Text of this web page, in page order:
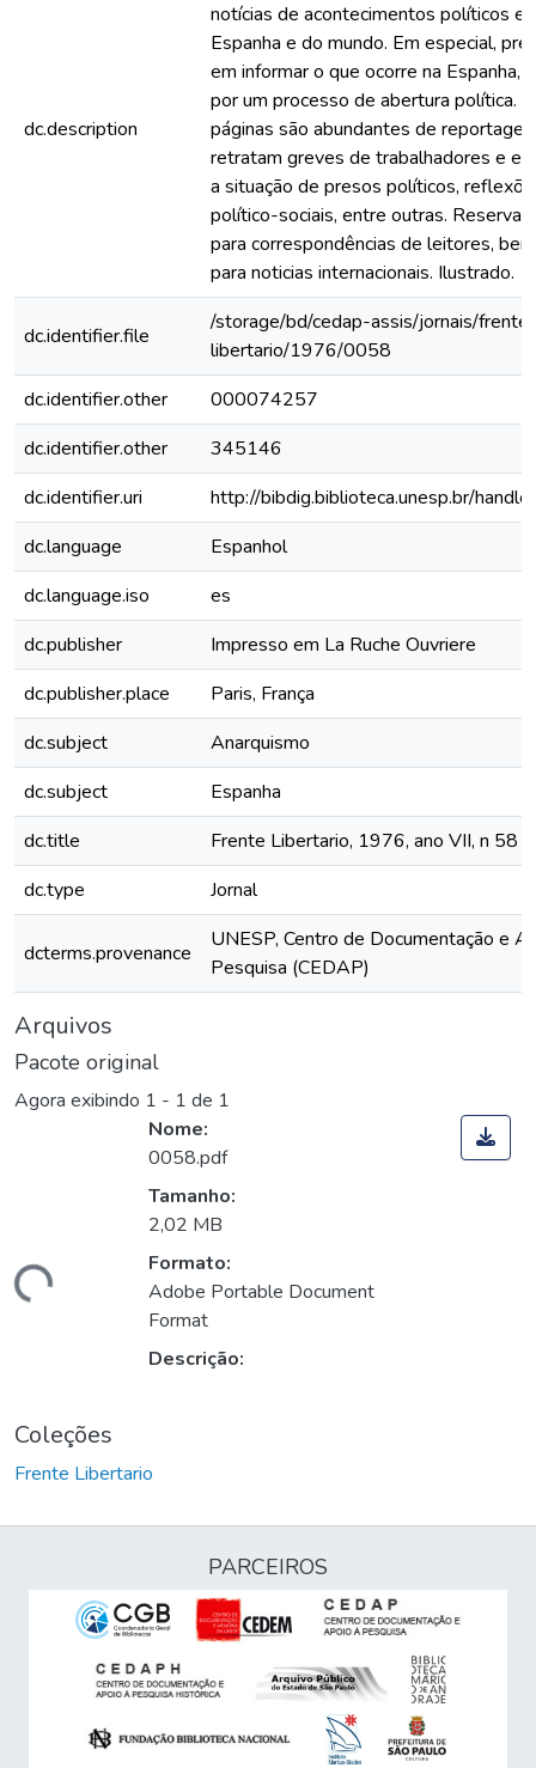
dc.description
notícias de acontecimentos políticos e
Espanha e do mundo. Em especial,
em informar o que ocorre na Espanha,
por um processo de abertura política.
páginas são abundantes de
retratam greves de trabalhadores e
a situação de presos políticos,
político-sociais, entre outras. Reserva
para correspondências de leitores,
para noticias internacionais. Ilustrado.
dc.identifier.file
/storage/bd/cedap-assis/jornais/frente-
libertario/1976/0058
dc.identifier.other
000074257
dc.identifier.other
345146
dc.identifier.uri
http://bibdig.biblioteca.unesp.br/
dc.language
Espanhol
dc.language.iso
es
dc.publisher
Impresso em La Ruche Ouvriere
dc.publisher.place
Paris, França
dc.subject
Anarquismo
dc.subject
Espanha
dc.title
Frente Libertario, 1976, ano VII, n 58
dc.type
Jornal
dcterms.provenance
UNESP, Centro de Documentação e
Pesquisa (CEDAP)
Arquivos
Pacote original
Agora exibindo 1 - 1 de 1
Nome:
0058.pdf
Tamanho:
2,02 MB
Formato:
Adobe Portable Document
Format
Descrição:
Coleções
Frente Libertario
PARCEIROS